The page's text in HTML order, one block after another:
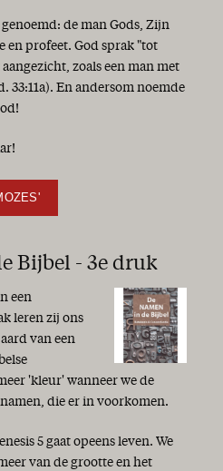
de man Gods, Zijn
en profeet. God sprak "tot
zoals een man met
33:11a). En andersom noemde
Bijbel - 3e druk
een
leren zij ons
van een
'kleur' wanneer we de
die er in voorkomen.
5 gaat opeens leven. We
van de grootte en het